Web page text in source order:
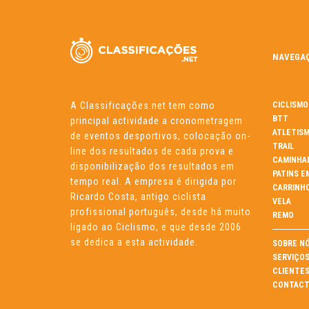
A Classificações.net tem como
principal actividade a cronometragem
de eventos desportivos, colocação on-
line dos resultados de cada prova e
disponibilização dos resultados em
tempo real. A empresa é dirigida por
Ricardo Costa, antigo ciclista
profissional português, desde há muito
ligado ao Ciclismo, e que desde 2006
se dedica a esta actividade.
CICLISMO
BTT
TRAIL
PATINS
VELA
REMO
SOBRE
SERVIÇOS
CLIENTES